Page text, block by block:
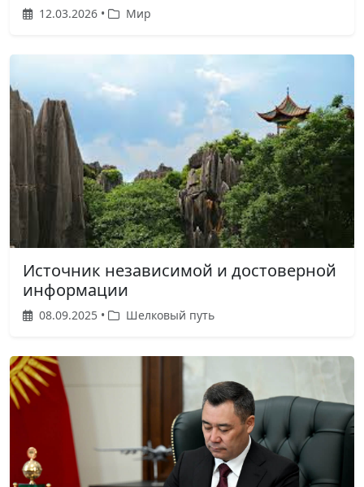
12.03.2026 • Мир
Источник независимой и достоверной
информации
08.09.2025 • Шелковый путь